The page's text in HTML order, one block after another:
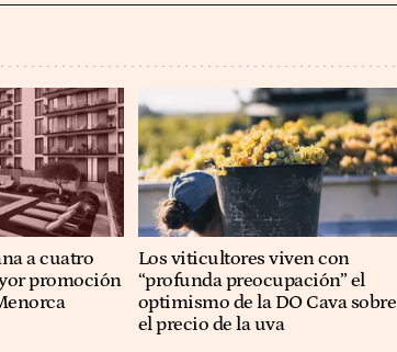
a cuatro
promoción
Los viticultores viven con
“profunda preocupación” el
optimismo de la DO Cava sobre
el precio de la uva